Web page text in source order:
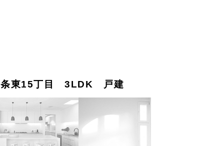
条東15丁目 3LDK 戸建